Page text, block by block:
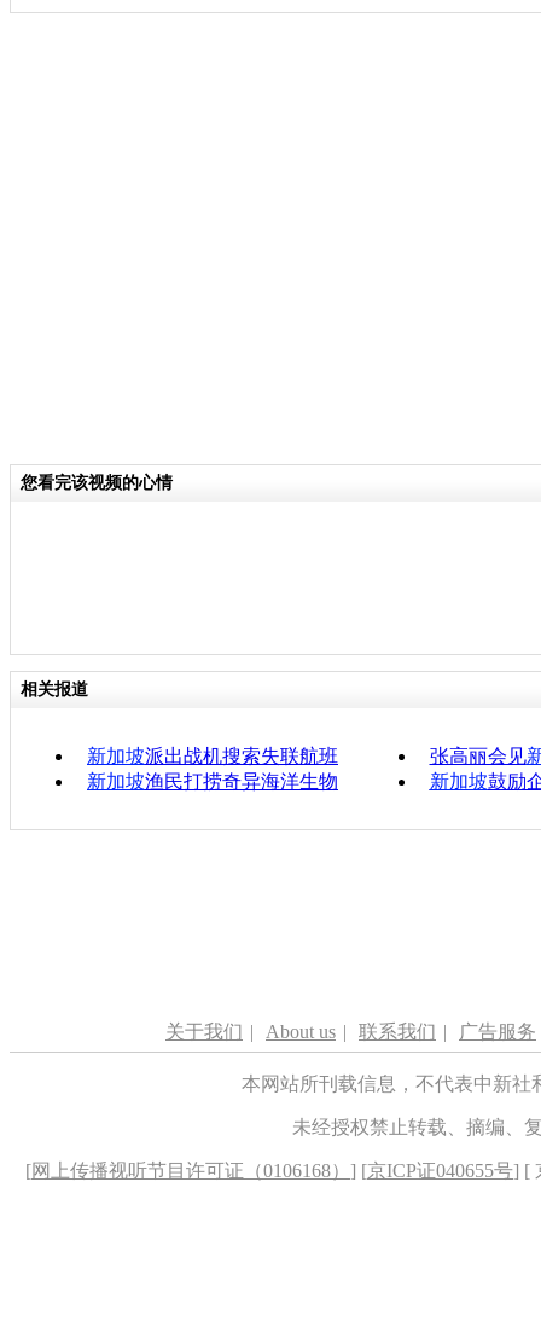
您看完该视频的心情
相关报道
新加坡派出战机搜索失联航班 张高丽会见
新加坡渔民打捞奇异海洋生物 新加坡鼓励
关于我们 | About us | 联系我们 | 广告服务
本网站所刊载信息，不代表中新
未经授权禁止转载、摘编、
[网上传播视听节目许可证（0106168） ] [京ICP证040655号] [